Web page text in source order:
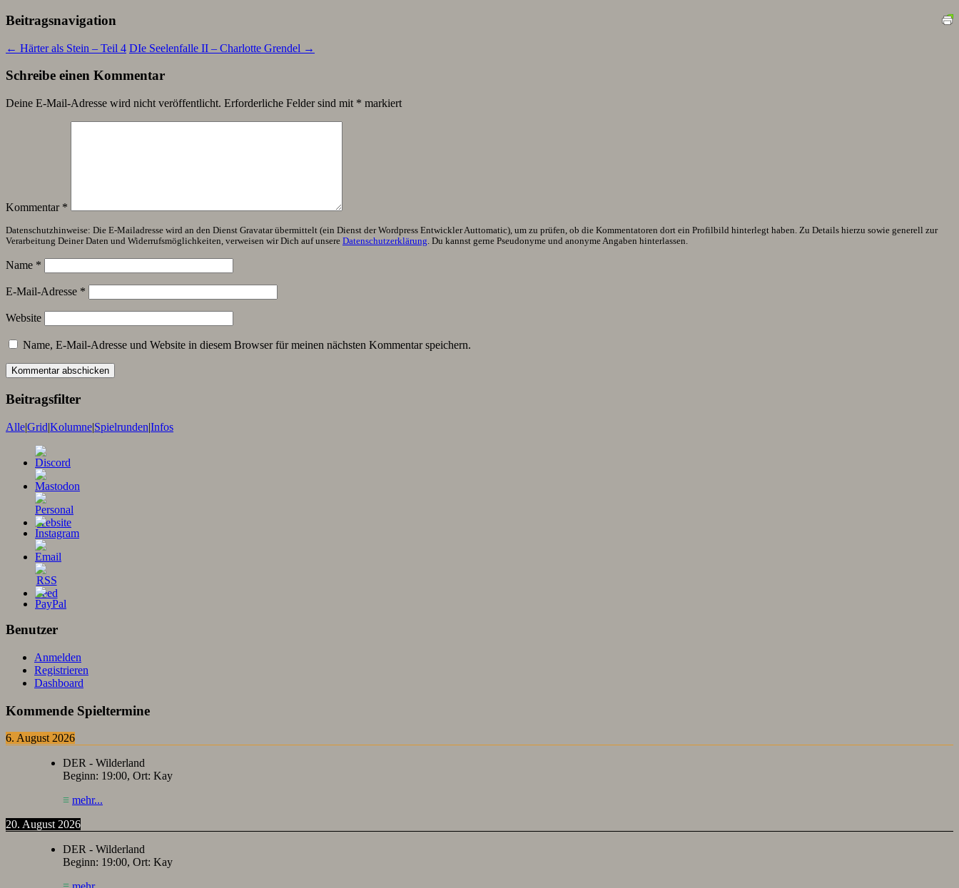
Beitragsnavigation
← Härter als Stein – Teil 4 DIe Seelenfalle II – Charlotte Grendel →
Schreibe einen Kommentar
Deine E-Mail-Adresse wird nicht veröffentlicht. Erforderliche Felder sind mit * markiert
Kommentar *
Datenschutzhinweise: Die E-Mailadresse wird an den Dienst Gravatar übermittelt (ein Dienst der Wordpress Entwickler Auttomatic), um zu prüfen, ob die Kommentatoren dort ein Profilbild hinterlegt haben. Zu Details hierzu sowie generell zur
Verarbeitung Deiner Daten und Widerrufsmöglichkeiten, verweisen wir Dich auf unsere Datenschutzerklärung. Du kannst gerne Pseudonyme und anonyme Angaben hinterlassen.
Name *
E-Mail-Adresse *
Website
Name, E-Mail-Adresse und Website in diesem Browser für meinen nächsten Kommentar speichern.
Beitragsfilter
Alle|Grid|Kolumne|Spielrunden|Infos
Benutzer
Anmelden
Registrieren
Dashboard
Kommende Spieltermine
6. August 2026
DER - Wilderland
Beginn: 19:00, Ort: Kay
≡ mehr...
20. August 2026
DER - Wilderland
Beginn: 19:00, Ort: Kay